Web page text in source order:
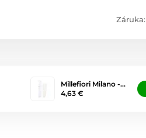
Záruka:
Millefiori Milano -…
4,63 €